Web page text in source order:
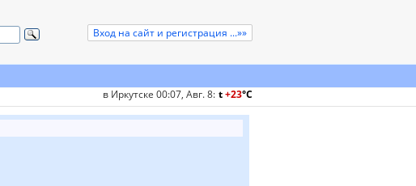
Вход на сайт и регистрация ...»»
в Иркутске 00:07, Авг. 8: t+23°C